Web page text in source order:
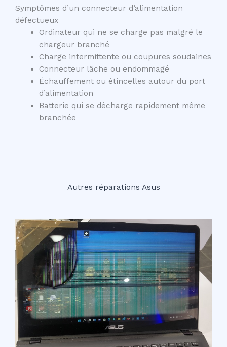
Symptômes d’un connecteur d’alimentation
défectueux
Ordinateur qui ne se charge pas malgré le
chargeur branché
Charge intermittente ou coupures soudaines
Connecteur lâche ou endommagé
Échauffement ou étincelles autour du port
d’alimentation
Batterie qui se décharge rapidement même
branchée
Autres réparations Asus